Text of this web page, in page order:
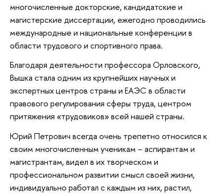
многочисленные докторские, кандидатские и
магистерские диссертации, ежегодно проводились
международные и национальные конференции в
области трудового и спортивного права.
Благодаря деятельности профессора Орловского,
Вышка стала одним из крупнейших научных и
экспертных центров страны и ЕАЭС в области
правового регулирования сферы труда, центром
притяжения «трудовиков» всей нашей страны.
Юрий Петрович всегда очень трепетно относился к
своим многочисленным ученикам – аспирантам и
магистрантам, видел в их творческом и
профессиональном развитии смысл своей жизни,
индивидуально работал с каждым из них, растил,